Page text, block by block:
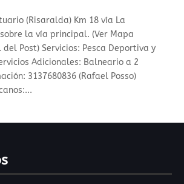
(Risaralda) Km 18 vía La
la vía principal. (Ver Mapa
del Post) Servicios: Pesca Deportiva y
Adicionales: Balneario a 2
3137680836 (Rafael Posso)